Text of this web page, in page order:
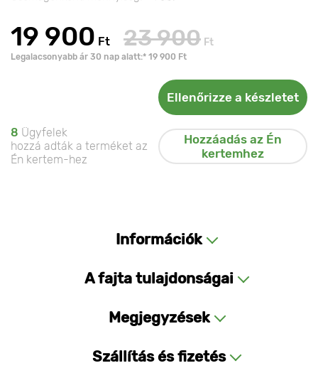
19 900 Ft 23 900 Ft
Legalacsonyabb ár 30 nap alatt:* 19 900 Ft
Ellenőrizze a készletet
8 Ügyfelek
hozzá adták a terméket az
Én kertem-hez
Hozzáadás az Én
kertemhez
Információk
A fajta tulajdonságai
Megjegyzések
Szállítás és fizetés